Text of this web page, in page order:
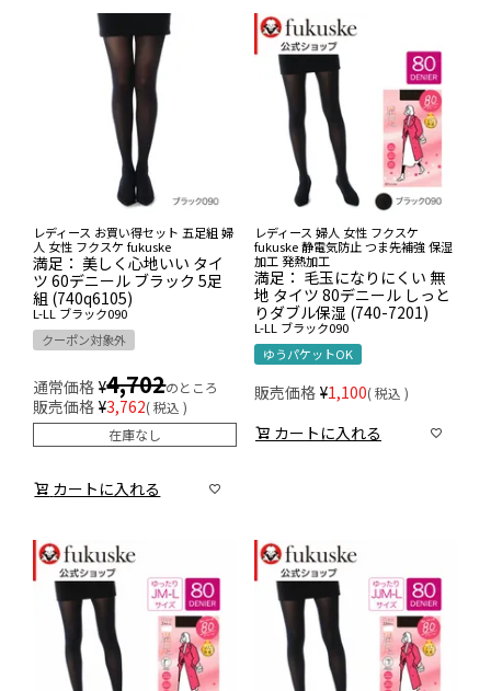
レディース お買い得セット 五足組 婦
人 女性 フクスケ fukuske
満足： 美しく心地いい タイ
ツ 60デニール ブラック 5足
組 (740q6105)
L-LL ブラック090
クーポン対象外
通常価格 ¥4,702のところ
販売価格 ¥3,762 税込
在庫なし
カートに入れる
レディース 婦人 女性 フクスケ
fukuske 静電気防止 つま先補強 保湿
加工 発熱加工
満足： 毛玉になりにくい 無
地 タイツ 80デニール しっと
りダブル保湿 (740-7201)
L-LL ブラック090
ゆうパケットOK
販売価格 ¥1,100 税込
カートに入れる